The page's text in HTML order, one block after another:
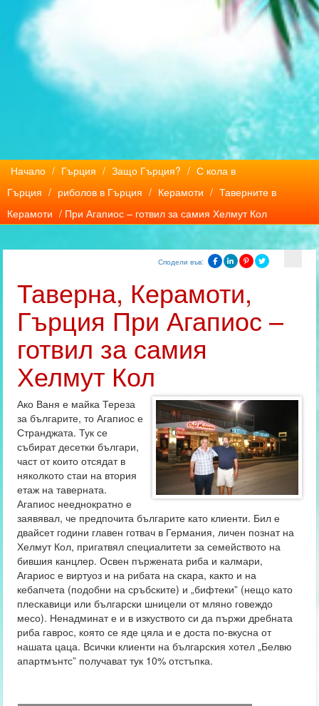
Начало / Гърция / Защо Гърция? / С кола в
Гърция / риболов в Гърция / Керамоти / Таверните в
Керамоти / При Агапиос – готвил за самия Хелмут Кол
Сподели във:
Таверна, Керамоти,
Гърция При Агапиос –
готвил за самия
Хелмут Кол
Ако Ваня е майка Тереза
за българите, то Агапиос е
Странджата. Тук се
събират десетки българи,
част от които отсядат в
няколкото стаи на втория
етаж на таверната.
Агапиос нееднократно е
заявявал, че предпочита българите като клиенти. Бил е
двайсет години главен готвач в Германия, личен познат на
Хелмут Кол, пригатвял специалитети за семейството на
бившия канцлер. Освен пържената риба и калмари,
Агариос е виртуоз и на рибата на скара, както и на
кебапчета (подобни на сръбските) и „бифтеки” (нещо като
плескавици или български шницели от мляно говеждо
месо). Ненадминат е и в изкуството си да пържи дребната
риба гаврос, която се яде цяла и е доста по-вкусна от
нашата цаца. Всички клиенти на българския хотел „Белвю
апартмънтс” получават тук 10% отстъпка.